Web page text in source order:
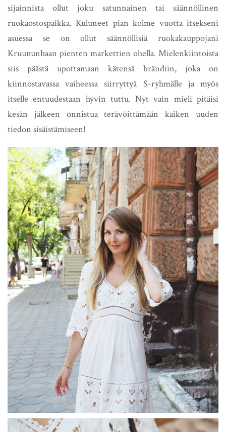
sijainnista ollut joku satunnainen tai säännöllinen
ruokaostospaikka. Kuluneet pian kolme vuotta itsekseni
asuessa se on ollut säännöllisiä ruokakauppojani
Kruununhaan pienten markettien ohella. Mielenkiintoista
siis päästä upottamaan kätensä brändiin, joka on
kiinnostavassa vaiheessa siirryttyä S-ryhmälle ja myös
itselle entuudestaan hyvin tuttu. Nyt vain mieli pitäisi
kesän jälkeen onnistua terävöittämään kaiken uuden
tiedon sisäistämiseen!